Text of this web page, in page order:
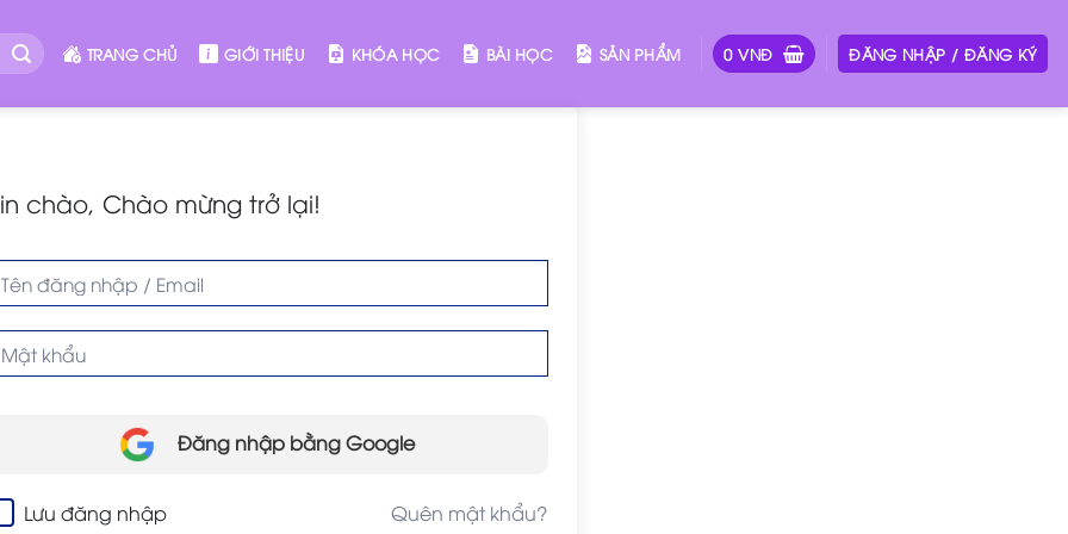
TRANG CHỦ GIỚI THIỆU KHÓA HỌC BÀI HỌC SẢN PHẨM 0VNĐ ĐĂNG NHẬP / ĐĂNG KÝ
chào, Chào mừng trở lại!
Đăng nhập bằng Google
Lưu đăng nhập Quên mật khẩu?